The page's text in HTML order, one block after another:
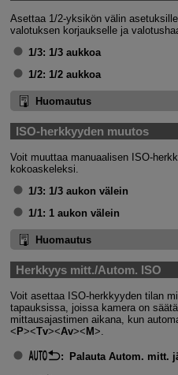
Asettaa 1/2-yksikön välin
valotuksen korjaukselle ja
1/3: 1/3 aukkoa
1/2: 1/2 aukkoa
Huomautus
ISO-herkkyyden muutos
Voit muuttaa manuaalisen ISO-
kokoaskeleksi.
1/3: 1/3 aukon välein
1/1: 1 aukon välein
Huomautus
Herkkyys mitt./Autom. ISO
Voit asettaa ISO-herkkyyden tilan
tapauksissa, joissa kamera on
mittausajastimen aikana, kun
P
Tv Av M .
: Palauta Autom. mitt.